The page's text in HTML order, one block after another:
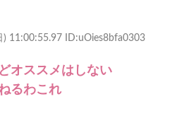
11:00:55.97 ID:uOies8bfa0303
オススメはしない
るわこれ